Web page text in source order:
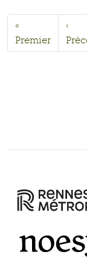
«
Premier
‹